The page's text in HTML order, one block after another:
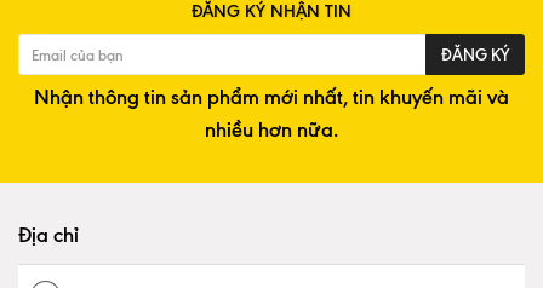
ĐĂNG KÝ NHẬN TIN
ĐĂNG KÝ
Nhận thông tin sản phẩm mới nhất, tin khuyến mãi và
nhiều hơn nữa.
Địa chỉ